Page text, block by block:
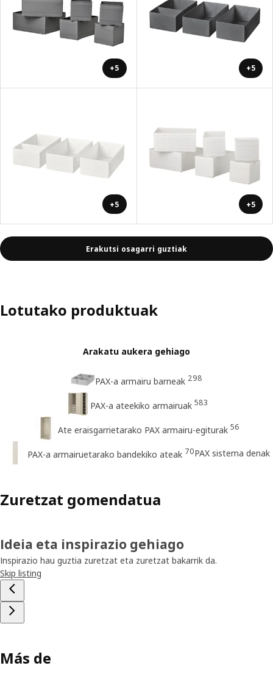
+5 +5
+5 +5
Erakutsi osagarri guztiak
Lotutako produktuak
Arakatu aukera gehiago
PAX-a armairu barneak 298
PAX-a ateekiko armairuak 583
Ate eraisgarrietarako PAX armairu-egiturak 56
PAX-a armairuetarako bandekiko ateak 70PAX sistema denak
Zuretzat gomendatua
Ideia eta inspirazio gehiago
Inspirazio hau guztia zuretzat eta zuretzat bakarrik da.
Skip listing
Más de